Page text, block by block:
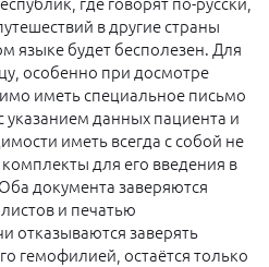
где говорят по-русски,
в другие страны
языке будет бесполезен. Для
особенно при досмотре
иметь специальное письмо
данных пациента и
иметь всегда с собой не
для его введения в
документа заверяются
и печатью
отказываются заверять
гемофилией, остаётся только